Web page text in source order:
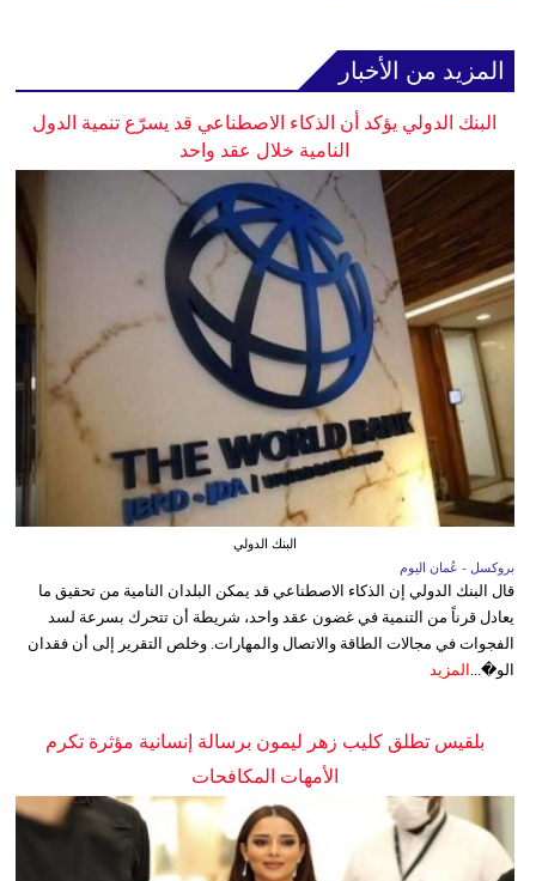
المزيد من الأخبار
البنك الدولي يؤكد أن الذكاء الاصطناعي قد يسرّع تنمية الدول
النامية خلال عقد واحد
البنك الدولي
بروكسل - عُمان اليوم
قال البنك الدولي إن الذكاء الاصطناعي قد يمكن البلدان النامية من تحقيق ما
يعادل قرناً من التنمية في غضون عقد واحد، شريطة أن تتحرك بسرعة لسد
الفجوات في مجالات الطاقة والاتصال والمهارات. وخلص التقرير إلى أن فقدان
الو�... المزيد
بلقيس تطلق كليب زهر ليمون برسالة إنسانية مؤثرة تكرم
الأمهات المكافحات